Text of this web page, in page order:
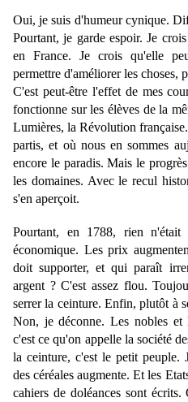
Oui, je suis d'humeur cynique.
Pourtant, je garde espoir. Je
en France. Je crois qu'elle
permettre d'améliorer les choses,
C'est peut-être l'effet de mes
fonctionne sur les élèves de la
Lumières, la Révolution
partis, et où nous en sommes
encore le paradis. Mais le
les domaines. Avec le recul
s'en aperçoit.
Pourtant, en 1788, rien
économique. Les prix
doit supporter, et qui paraît
argent ? C'est assez flou.
serrer la ceinture. Enfin, plutôt à
Non, je déconne. Les nobles et
c'est ce qu'on appelle la société
la ceinture, c'est le petit
des céréales augmente. Et les
cahiers de doléances sont